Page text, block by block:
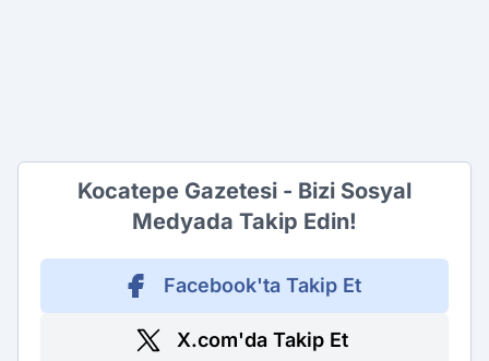
Kocatepe Gazetesi - Bizi Sosyal
Medyada Takip Edin!
Facebook'ta Takip Et
X.com'da Takip Et